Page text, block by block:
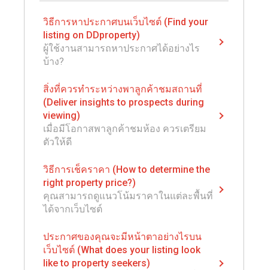
วิธีการหาประกาศบนเว็บไซต์ (Find your
listing on DDproperty)
ผู้ใช้งานสามารถหาประกาศได้อย่างไร
บ้าง?
สิ่งที่ควรทำระหว่างพาลูกค้าชมสถานที่
(Deliver insights to prospects during
viewing)
เมื่อมีโอกาสพาลูกค้าชมห้อง ควรเตรียม
ตัวให้ดี
วิธีการเช็คราคา (How to determine the
right property price?)
คุณสามารถดูแนวโน้มราคาในแต่ละพื้นที่
ได้จากเว็บไซต์
ประกาศของคุณจะมีหน้าตาอย่างไรบน
เว็บไซต์ (What does your listing look
like to property seekers)